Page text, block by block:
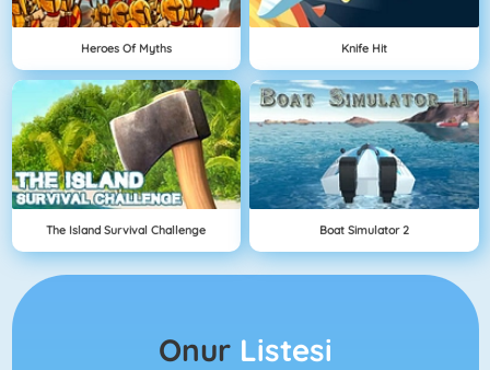
Heroes Of Myths Knife Hit
The Island Survival Challenge Boat Simulator 2
Onur Listesi